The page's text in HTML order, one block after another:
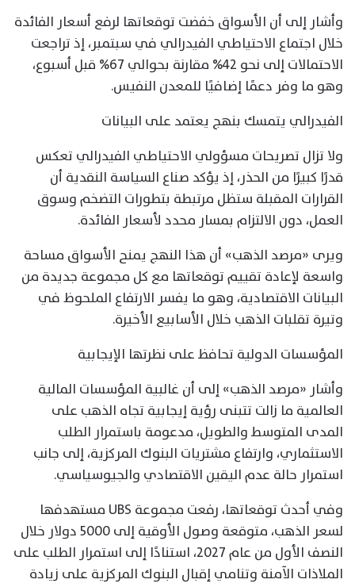
وأشار إلى أن الأسواق خفضت توقعاتها لرفع أسعار الفائدة
خلال اجتماع الاحتياطي الفيدرالي في سبتمبر، إذ تراجعت
الاحتمالات إلى نحو 42% مقارنة بحوالي 67% قبل أسبوع،
وهو ما وفر دعمًا إضافيًا للمعدن النفيس.
الفيدرالي يتمسك بنهج يعتمد على البيانات
ولا تزال تصريحات مسؤولي الاحتياطي الفيدرالي تعكس
قدرًا كبيرًا من الحذر، إذ يؤكد صناع السياسة النقدية أن
القرارات المقبلة ستظل مرتبطة بتطورات التضخم وسوق
العمل، دون الالتزام بمسار محدد لأسعار الفائدة.
ويرى «مرصد الذهب» أن هذا النهج يمنح الأسواق مساحة
واسعة لإعادة تقييم توقعاتها مع كل مجموعة جديدة من
البيانات الاقتصادية، وهو ما يفسر الارتفاع الملحوظ في
وتيرة تقلبات الذهب خلال الأسابيع الأخيرة.
المؤسسات الدولية تحافظ على نظرتها الإيجابية
وأشار «مرصد الذهب» إلى أن غالبية المؤسسات المالية
العالمية ما زالت تتبنى رؤية إيجابية تجاه الذهب على
المدى المتوسط والطويل، مدعومة باستمرار الطلب
الاستثماري، وارتفاع مشتريات البنوك المركزية، إلى جانب
استمرار حالة عدم اليقين الاقتصادي والجيوسياسي.
وفي أحدث توقعاتها، رفعت مجموعة UBS مستهدفها
لسعر الذهب، متوقعة وصول الأوقية إلى 5000 دولار خلال
النصف الأول من عام 2027، استنادًا إلى استمرار الطلب على
الملاذات الآمنة وتنامي إقبال البنوك المركزية على زيادة